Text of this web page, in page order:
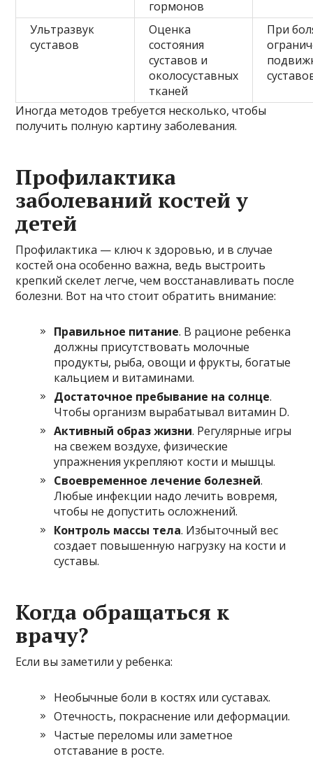
гормонов
Ультразвук
суставов
Оценка
состояния
суставов и
околосуставных
тканей
При
Иногда методов требуется несколько, чтобы
получить полную картину заболевания.
Профилактика
заболеваний костей у
детей
Профилактика — ключ к здоровью, и в случае
костей она особенно важна, ведь выстроить
крепкий скелет легче, чем восстанавливать после
болезни. Вот на что стоит обратить внимание:
Правильное питание. В рационе ребенка
должны присутствовать молочные
продукты, рыба, овощи и фрукты, богатые
кальцием и витаминами.
Достаточное пребывание на солнце.
Чтобы организм вырабатывал витамин D.
Активный образ жизни. Регулярные игры
на свежем воздухе, физические
упражнения укрепляют кости и мышцы.
Своевременное лечение болезней.
Любые инфекции надо лечить вовремя,
чтобы не допустить осложнений.
Контроль массы тела. Избыточный вес
создает повышенную нагрузку на кости и
суставы.
Когда обращаться к
врачу?
Если вы заметили у ребенка:
Необычные боли в костях или суставах.
Отечность, покраснение или деформации.
Частые переломы или заметное
отставание в росте.